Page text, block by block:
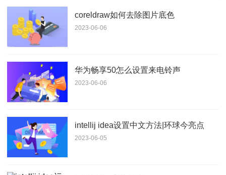
coreldraw如何去除图片底色
2023-06-06
华为畅享50怎么设置来电铃声
2023-06-06
intellij idea设置中文方法|环球今亮点
2023-06-05